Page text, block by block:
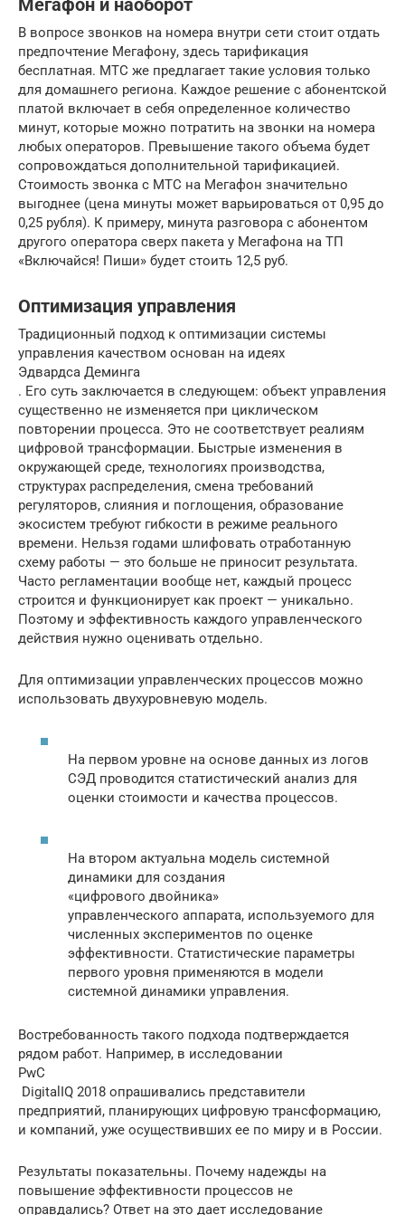
Мегафон и наоборот
В вопросе звонков на номера внутри сети стоит отдать
предпочтение Мегафону, здесь тарификация
бесплатная. МТС же предлагает такие условия только
для домашнего региона. Каждое решение с абонентской
платой включает в себя определенное количество
минут, которые можно потратить на звонки на номера
любых операторов. Превышение такого объема будет
сопровождаться дополнительной тарификацией.
Стоимость звонка с МТС на Мегафон значительно
выгоднее (цена минуты может варьироваться от 0,95 до
0,25 рубля). К примеру, минута разговора с абонентом
другого оператора сверх пакета у Мегафона на ТП
«Включайся! Пиши» будет стоить 12,5 руб.
Оптимизация управления
Традиционный подход к оптимизации системы
управления качеством основан на идеях
Эдвардса Деминга
. Его суть заключается в следующем: объект управления
существенно не изменяется при циклическом
повторении процесса. Это не соответствует реалиям
цифровой трансформации. Быстрые изменения в
окружающей среде, технологиях производства,
структурах распределения, смена требований
регуляторов, слияния и поглощения, образование
экосистем требуют гибкости в режиме реального
времени. Нельзя годами шлифовать отработанную
схему работы — это больше не приносит результата.
Часто регламентации вообще нет, каждый процесс
строится и функционирует как проект — уникально.
Поэтому и эффективность каждого управленческого
действия нужно оценивать отдельно.
Для оптимизации управленческих процессов можно
использовать двухуровневую модель.
На первом уровне на основе данных из логов
СЭД проводится статистический анализ для
оценки стоимости и качества процессов.
На втором актуальна модель системной
динамики для создания
«цифрового двойника»
управленческого аппарата, используемого для
численных экспериментов по оценке
эффективности. Статистические параметры
первого уровня применяются в модели
системной динамики управления.
Востребованность такого подхода подтверждается
рядом работ. Например, в исследовании
PwC
DigitalIQ 2018 опрашивались представители
предприятий, планирующих цифровую трансформацию,
и компаний, уже осуществивших ее по миру и в России.
Результаты показательны. Почему надежды на
повышение эффективности процессов не
оправдались? Ответ на это дает исследование